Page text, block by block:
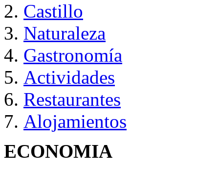
Castillo
Naturaleza
Gastronomía
Actividades
Restaurantes
Alojamientos
ECONOMIA